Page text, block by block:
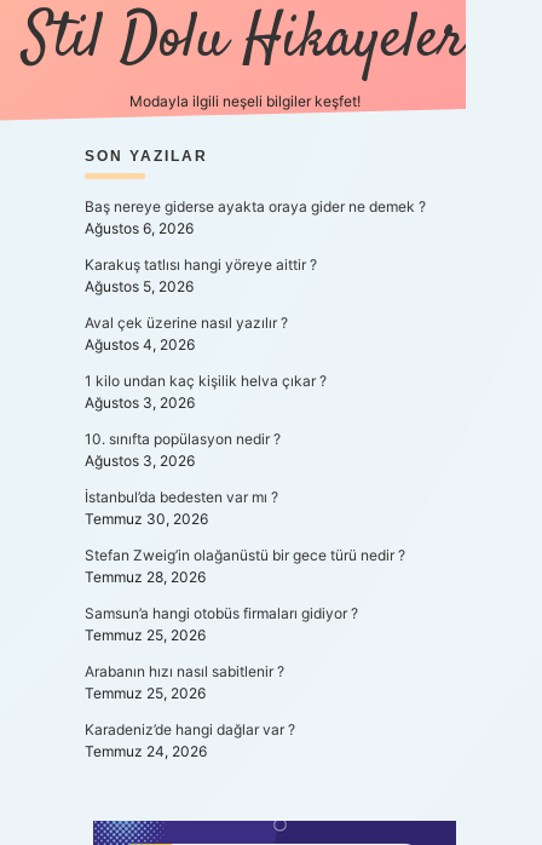
Stil Dolu Hikayeler
Modayla ilgili neşeli bilgiler keşfet!
SIDEBAR
SON YAZILAR
Baş nereye giderse ayakta oraya gider ne demek ?
Ağustos 6, 2026
Karakuş tatlısı hangi yöreye aittir ?
Ağustos 5, 2026
Aval çek üzerine nasıl yazılır ?
Ağustos 4, 2026
1 kilo undan kaç kişilik helva çıkar ?
Ağustos 3, 2026
10. sınıfta popülasyon nedir ?
Ağustos 3, 2026
İstanbul’da bedesten var mı ?
Temmuz 30, 2026
Stefan Zweig’in olağanüstü bir gece türü nedir ?
Temmuz 28, 2026
Samsun’a hangi otobüs firmaları gidiyor ?
Temmuz 25, 2026
Arabanın hızı nasıl sabitlenir ?
Temmuz 25, 2026
Karadeniz’de hangi dağlar var ?
Temmuz 24, 2026